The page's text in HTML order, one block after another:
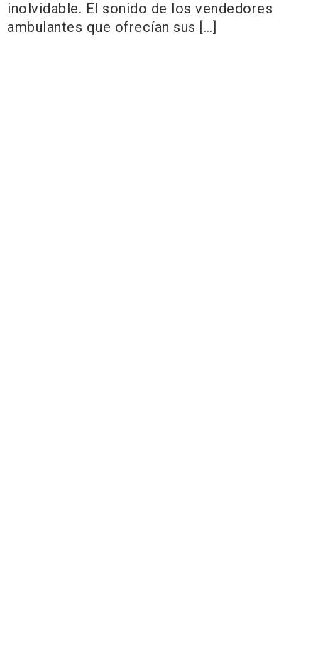
inolvidable. El sonido de los vendedores
ambulantes que ofrecían sus […]